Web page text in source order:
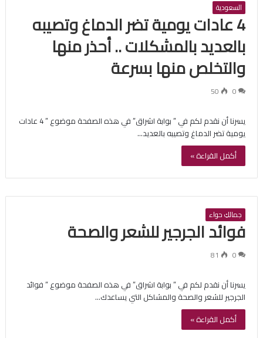
السعودية
4 عادات يومية تضر الدماغ وتصيبه
بالعديد بالمشكلات .. أحذر منها
والتخلص منها بسرعة
0
50
يسرنا أن نقدم لكم في ” بوابة اشراق” في هذه الصفحة موضوع ” 4 عادات
يومية تضر الدماغ وتصيبه بالعديد…
أكمل القراءة »
جمالكِ حواء
فوائد الجرجير للشعر والصحة
0
81
يسرنا أن نقدم لكم في ” بوابة اشراق” في هذه الصفحة موضوع ” فوائد
الجرجير للشعر والصحة والمشاكل التي يساعدك…
أكمل القراءة »